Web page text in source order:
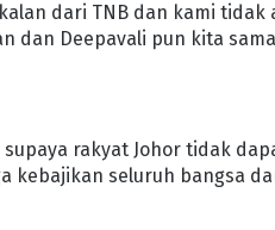
dari TNB dan kami tidak
dan Deepavali pun kita
rakyat Johor tidak
kebajikan seluruh bangsa